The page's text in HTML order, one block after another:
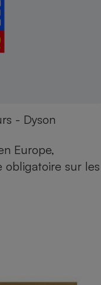
- Dyson
Europe,
obligatoire sur les